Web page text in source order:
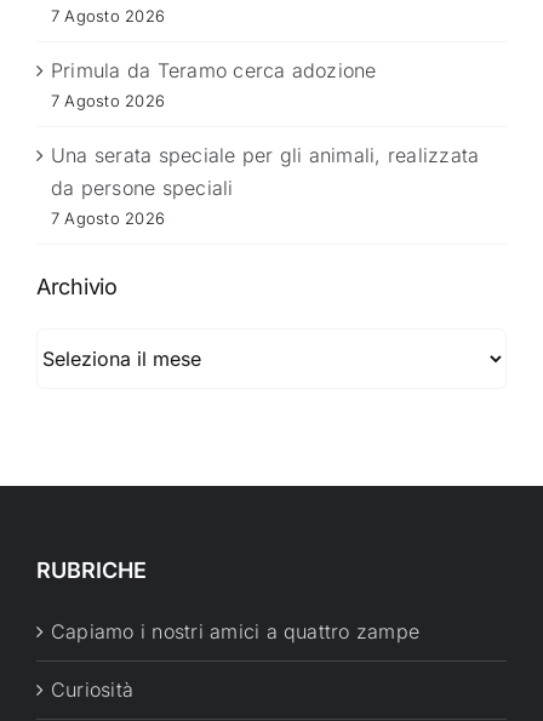
7 Agosto 2026
Primula da Teramo cerca adozione
7 Agosto 2026
Una serata speciale per gli animali, realizzata
da persone speciali
7 Agosto 2026
Archivio
RUBRICHE
Capiamo i nostri amici a quattro zampe
Curiosità